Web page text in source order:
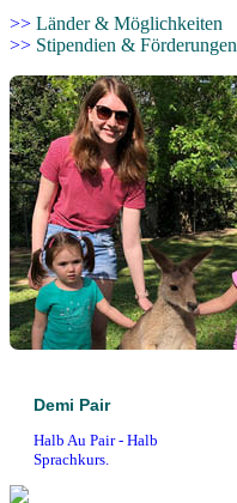
>> Länder & Möglichkeiten
>> Stipendien & Förderungen
Demi Pair
Halb Au Pair - Halb
Sprachkurs.